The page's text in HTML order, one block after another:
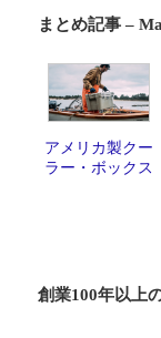
まとめ記事 –
アメリカ製クー
ラー・ボックス
創業100年以上